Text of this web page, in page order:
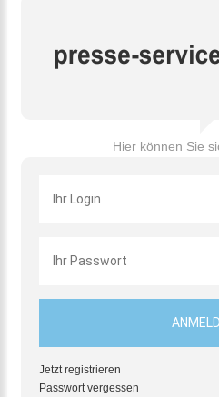
Hier können Sie
Jetzt registrieren
Passwort vergessen